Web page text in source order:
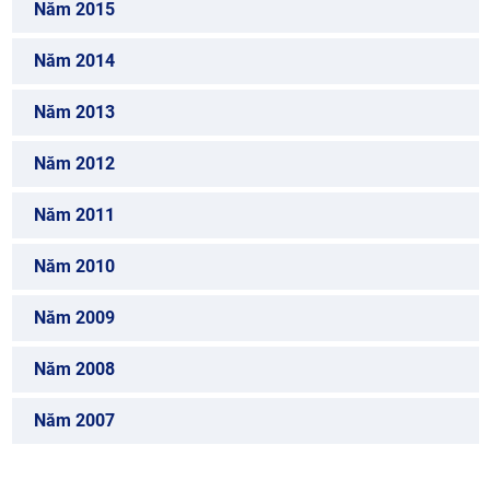
Năm 2015
Năm 2014
Năm 2013
Năm 2012
Năm 2011
Năm 2010
Năm 2009
Năm 2008
Năm 2007